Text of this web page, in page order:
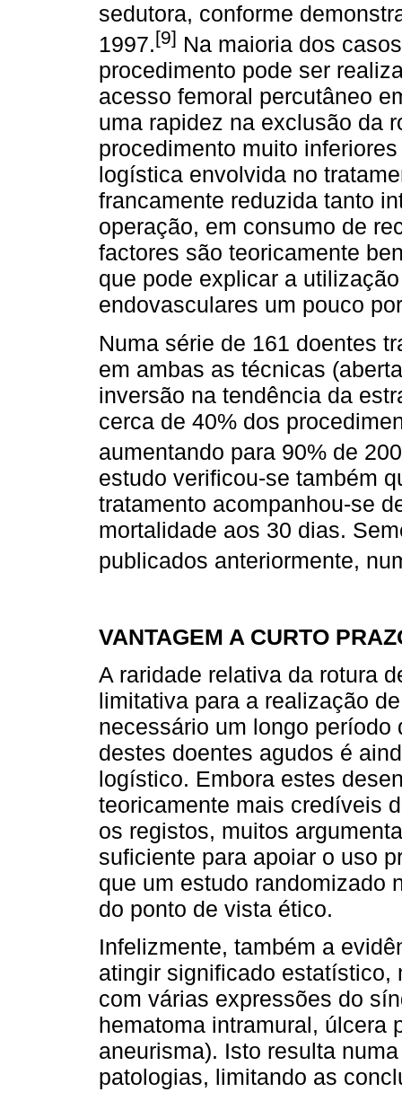
sedutora, conforme
1997.[9] Na maioria dos
procedimento pode ser
acesso femoral percutâneo
uma rapidez na exclusão da
procedimento muito
logística envolvida no
francamente reduzida tanto
operação, em consumo de
factores são teoricamente
que pode explicar a
endovasculares um pouco
Numa série de 161 doentes
em ambas as técnicas
inversão na tendência da
cerca de 40% dos
aumentando para 90% de
estudo verificou-se também
tratamento acompanhou-se
mortalidade aos 30 dias.
publicados anteriormente,
VANTAGEM A CURTO
A raridade relativa da rotura
limitativa para a realização
necessário um longo período
destes doentes agudos é
logístico. Embora estes
teoricamente mais credíveis
os registos, muitos
suficiente para apoiar o uso
que um estudo randomizado
do ponto de vista ético.
Infelizmente, também a
atingir significado estatístico,
com várias expressões do
hematoma intramural, úlcera
aneurisma). Isto resulta
patologias, limitando as